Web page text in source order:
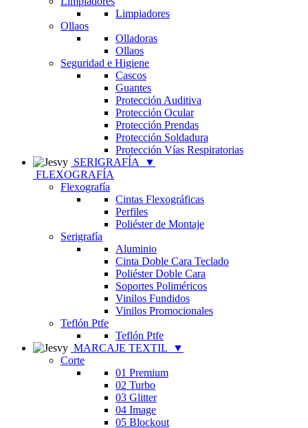
Limpiadores
Ollaos
Olladoras
Ollaos
Seguridad e Higiene
Cascos
Guantes
Protección Auditiva
Protección Ocular
Protección Prendas
Protección Soldadura
Protección Vías Respiratorias
SERIGRAFÍA
▼
FLEXOGRAFÍA
Flexografía
Cintas Flexográficas
Perfiles
Poliéster de Montaje
Serigrafía
Aluminio
Cinta Doble Cara Teclado
Poliéster Doble Cara
Soportes Poliméricos
Vinilos Fundidos
Vinilos Promocionales
Teflón Ptfe
Teflón Ptfe
MARCAJE TEXTIL
▼
Corte
01 Premium
02 Turbo
03 Glitter
04 Image
05 Blockout